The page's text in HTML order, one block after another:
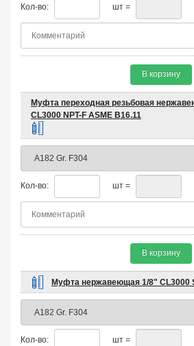
Кол-во: шт =
В корзину
Муфта переходная резьбовая
CL3000 NPT-F ASME B16.11
Кол-во: шт =
В корзину
Муфта нержавеющая 1/8" CL3000
Кол-во: шт =